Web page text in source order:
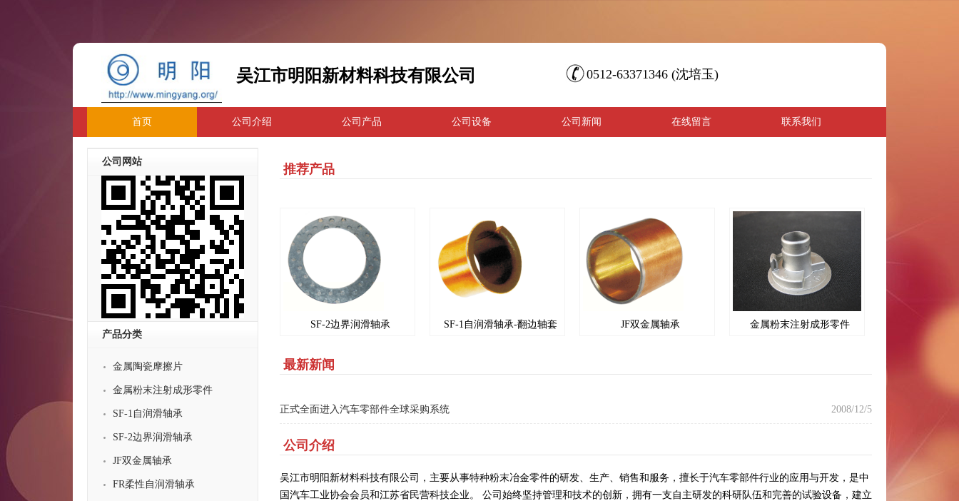
吴江市明阳新材料科技有限公司 0512-63371346 (沈培玉)
首页 公司介绍 公司产品 公司设备 公司新闻 在线留言 联系我们
公司网站
产品分类
金属陶瓷摩擦片
金属粉末注射成形零件
SF-1自润滑轴承
SF-2边界润滑轴承
JF双金属轴承
FR柔性自润滑轴承
推荐产品
SF-2边界润滑轴承 SF-1自润滑轴承-翻边轴套 JF双金属轴承 金属粉末注射成形零件
最新新闻
2008/12/5
正式全面进入汽车零部件全球采购系统
公司介绍
吴江市明阳新材料科技有限公司，主要从事特种粉末冶金零件的研发、生产、销售和服务，擅长于汽车零部件行业的应用与开发，是中
国汽车工业协会会员和江苏省民营科技企业。 公司始终坚持管理和技术的创新，拥有一支自主研发的科研队伍和完善的试验设备，建立